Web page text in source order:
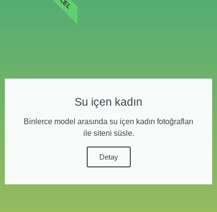
Su içen kadın
Binlerce model arasında su içen kadın fotoğrafları
ile siteni süsle.
Detay